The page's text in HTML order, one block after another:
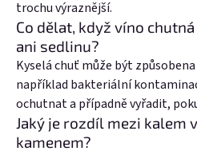
trochu výraznější.
Co dělat, když víno
ani sedlinu?
Kyselá chuť může být
například bakteriální
ochutnat a případně vyřadit,
Jaký je rozdíl mezi kalem
kamenem?